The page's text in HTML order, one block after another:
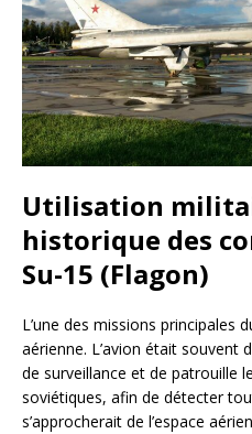
Utilisation
historique des
Su-15 (Flagon)
L’une des missions principales
aérienne. L’avion était souvent
de surveillance et de patrouille
soviétiques, afin de détecter
s’approcherait de l’espace